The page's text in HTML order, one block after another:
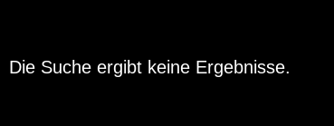
Die Suche ergibt keine Ergebnisse.